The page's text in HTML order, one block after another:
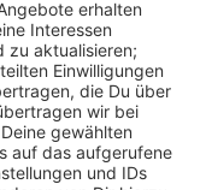
Wer mit dem
P1 und